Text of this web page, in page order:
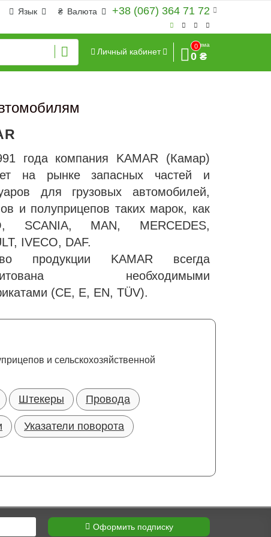
+38 (067) 364 71 72
₴ Валюта
Язык
Личный кабинет
0
Сумма
0 ₴
года компания KAMAR (Камар)
на рынке запасных частей и
для грузовых автомобилей,
и полуприцепов таких марок, как
SCANIA, MAN, MERCEDES,
IVECO, DAF.
продукции KAMAR всегда
необходимыми
(CE, E, EN, TÜV).
и сельскохозяйственной
Штекеры Провода
Указатели поворота
Оформить подписку